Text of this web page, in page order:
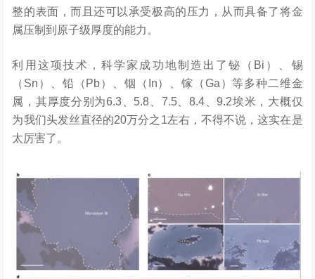
整的表面，而且还可以承受极高的压力，从而具备了将金
属压制到原子级厚度的能力。
利用这项技术，科学家成功地制造出了铋（Bi）、锡
（Sn）、铅（Pb）、铟（In）、镓（Ga）等多种二维金
属，其厚度分别为6.3、5.8、7.5、8.4、9.2埃米，大概仅
为我们头发丝直径的20万分之1左右，不得不说，这实在是
太厉害了。